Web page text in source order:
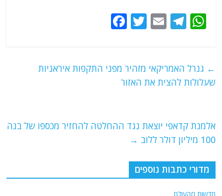
W
s
A
T
g
ra
E
l
T
er
e
k
← גנרל האמריקאי מזהיר מפני התקפות איראניות
שעלולות להצית את האזור
אלמנת קדאפי יוצאת נגד ההחלטה להחזיר מכספו של בנה
100 מיליון דולר ללוב
→
מדורי כתבות נוספים
חדשות מהעולם